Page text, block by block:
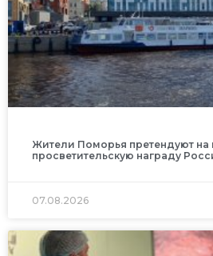
Жители Поморья претендуют на
просветительскую награду
07.08.2026